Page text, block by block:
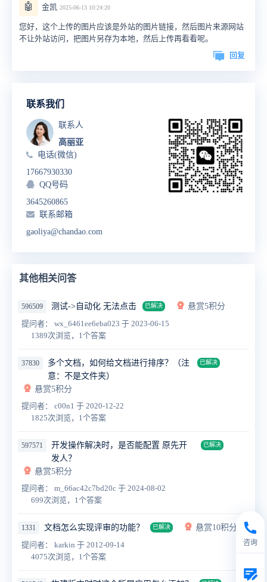
🤖 金凯 2025-06-13 10:24:20
您好，这个上传的图片应该是外站的图片链接，然后图片来源网站
不让外站访问，把图片另存为本地，然后上传再看看呢。
回复
联系我们
联系人
高丽亚
电话(微信)
17667930330
QQ号码
3645260865
联系邮箱
gaoliya@chandao.com
其他相关问答
596509 测试->自动化 无法点击 已解决
悬赏5积分
提问者： wx_6461ee6eba023 于 2023-06-15
1389次浏览，1个答案
37830
多个文档，如何给文档进行排序？（注
意：不是文件夹）
已解决
悬赏5积分
提问者： c00n1 于 2020-12-22
1825次浏览，1个答案
597571
开发操作解决时，是否能配置 原先开
发人？
已解决
悬赏5积分
提问者： m_66ac42c7bd20c 于 2024-08-02
699次浏览，1个答案
1331 文档怎么实现评审的功能？ 已解决
悬赏10积分
提问者： karkin 于 2012-09-14
4075次浏览，1个答案
咨询